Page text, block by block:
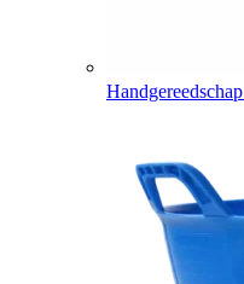
Handgereedschap